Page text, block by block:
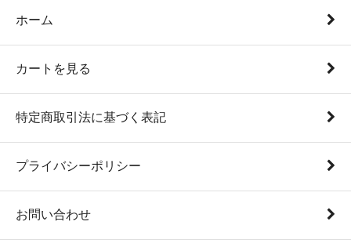
ホーム
カートを見る
特定商取引法に基づく表記
プライバシーポリシー
お問い合わせ